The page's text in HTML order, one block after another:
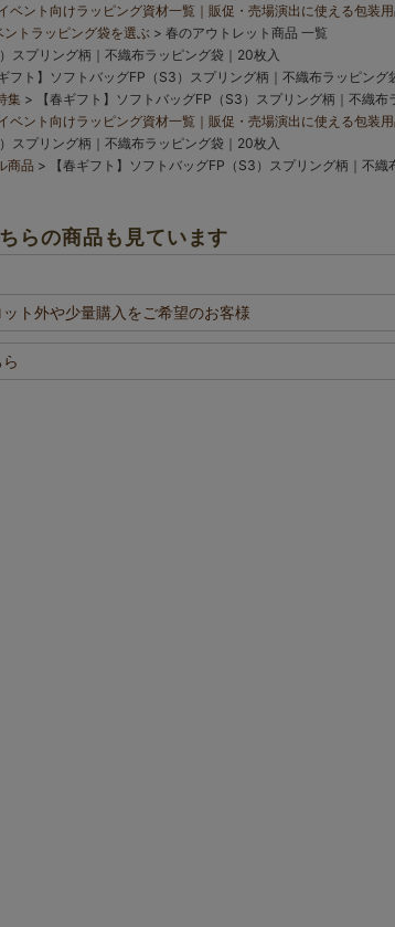
ベント向けラッピング資材一覧｜販促・売場演出に使える包装
トラッピング袋を選ぶ
春のアウトレット商品 一覧
スプリング柄｜不織布ラッピング袋｜20枚入
ギフト】ソフトバッグFP（S3）スプリング柄｜不織布ラッピング
集
【春ギフト】ソフトバッグFP（S3）スプリング柄｜不織布
ベント向けラッピング資材一覧｜販促・売場演出に使える包装
スプリング柄｜不織布ラッピング袋｜20枚入
商品 【春ギフト】ソフトバッグFP（S3）スプリング柄｜不
らの商品も見ています
ット外や少量購入をご希望のお客様